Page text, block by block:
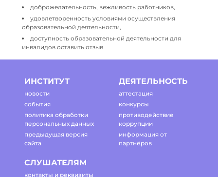
доброжелательность, вежливость работников,
удовлетворенность условиями осуществления
образовательной деятельности,
доступность образовательной деятельности для
инвалидов оставить отзыв.
ИНСТИТУТ
новости
события
политика обработки
персональных данных
предыдущая версия
сайта
ДЕЯТЕЛЬНОСТЬ
аттестация
конкурсы
противодействие
коррупции
информация от
партнёров
СЛУШАТЕЛЯМ
контакты и реквизиты